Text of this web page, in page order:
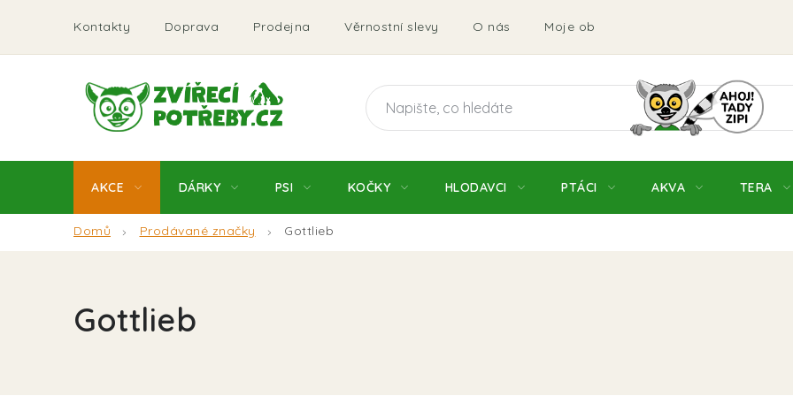
obsah
Kontakty Doprava Prodejna Věrnostní slevy O nás Moje objednávka Obchodní
AKCE DÁRKY PSI KOČKY HLODAVCI PTÁCI AKVA TERA
Domů Prodávané značky Gottlieb
Gottlieb